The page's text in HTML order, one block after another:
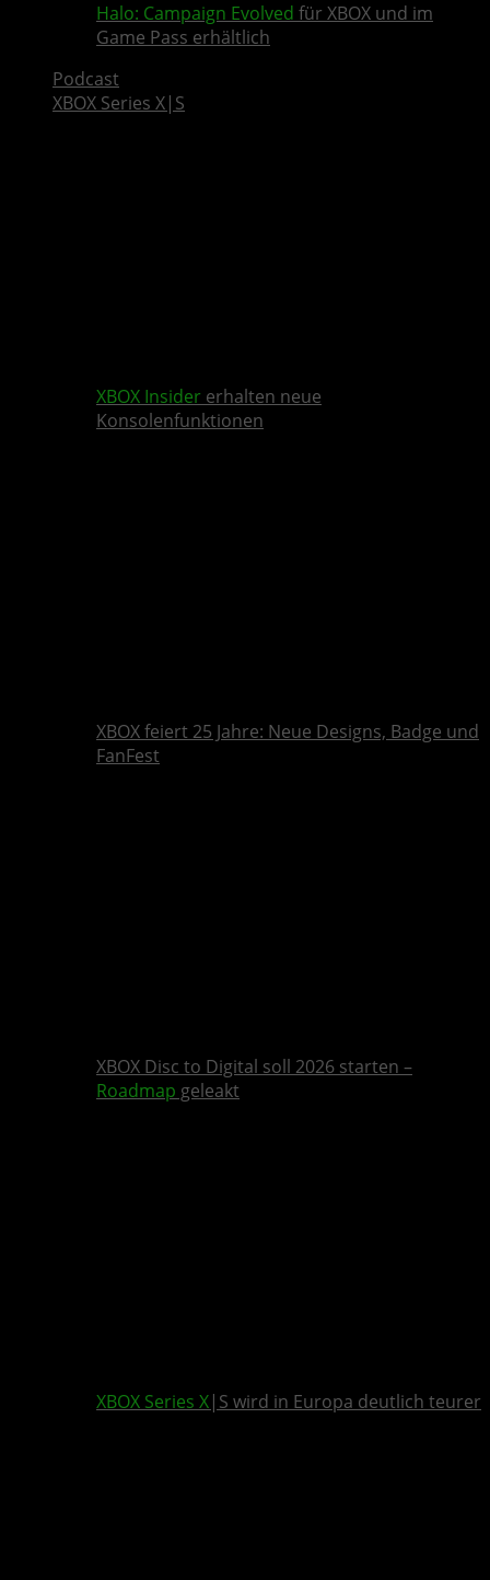
Halo: Campaign Evolved für XBOX und im
Game Pass erhältlich
Podcast
XBOX Series X|S
XBOX Insider erhalten neue
Konsolenfunktionen
XBOX feiert 25 Jahre: Neue Designs, Badge und
FanFest
XBOX Disc to Digital soll 2026 starten –
Roadmap geleakt
XBOX Series X|S wird in Europa deutlich teurer